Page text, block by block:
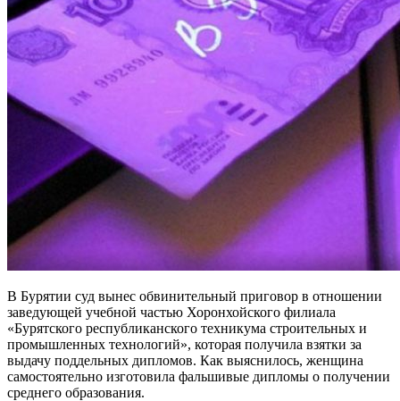
В Бурятии суд вынес обвинительный приговор в отношении
заведующей учебной частью Хоронхойского филиала
«Бурятского республиканского техникума строительных и
промышленных технологий», которая получила взятки за
выдачу поддельных дипломов. Как выяснилось, женщина
самостоятельно изготовила фальшивые дипломы о получении
среднего образования.